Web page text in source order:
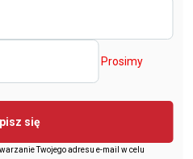
Prosimy
się
Twojego adresu e-mail w celu